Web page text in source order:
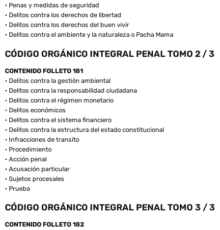
• Penas y medidas de seguridad
• Delitos contra los derechos de libertad
• Delitos contra los derechos del buen vivir
• Delitos contra el ambiente y la naturaleza o Pacha Mama
CÓDIGO ORGÁNICO INTEGRAL PENAL TOMO 2 / 3
CONTENIDO FOLLETO 181
• Delitos contra la gestión ambiental
• Delitos contra la responsabilidad ciudadana
• Delitos contra el régimen monetario
• Delitos económicos
• Delitos contra el sistema financiero
• Delitos contra la estructura del estado constitucional
• Infracciones de transito
• Procedimiento
• Acción penal
• Acusación particular
• Sujetos procesales
• Prueba
CÓDIGO ORGÁNICO INTEGRAL PENAL TOMO 3 / 3
CONTENIDO FOLLETO 182